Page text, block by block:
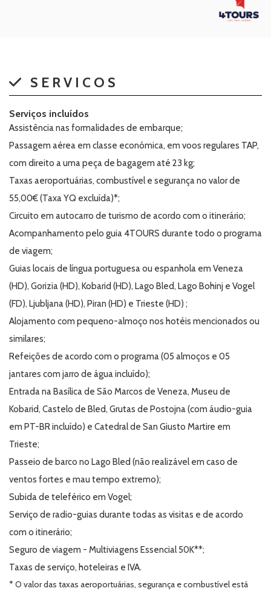
SERVICOS
Serviços incluídos
Assistência nas formalidades de embarque;
Passagem aérea em classe económica, em voos regulares TAP,
com direito a uma peça de bagagem até 23 kg;
Taxas aeroportuárias, combustível e segurança no valor de
55,00€ (Taxa YQ excluída)*;
Circuito em autocarro de turismo de acordo com o itinerário;
Acompanhamento pelo guia 4TOURS durante todo o programa
de viagem;
Guias locais de língua portuguesa ou espanhola em Veneza
(HD), Gorizia (HD), Kobarid (HD), Lago Bled, Lago Bohinj e Vogel
(FD), Ljubljana (HD), Piran (HD) e Trieste (HD) ;
Alojamento com pequeno-almoço nos hotéis mencionados ou
similares;
Refeições de acordo com o programa (05 almoços e 05
jantares com jarro de água incluído);
Entrada na Basílica de São Marcos de Veneza, Museu de
Kobarid, Castelo de Bled, Grutas de Postojna (com áudio-guia
em PT-BR incluído) e Catedral de San Giusto Martire em
Trieste;
Passeio de barco no Lago Bled (não realizável em caso de
ventos fortes e mau tempo extremo);
Subida de teleférico em Vogel;
Serviço de radio-guias durante todas as visitas e de acordo
com o itinerário;
Seguro de viagem - Multiviagens Essencial 50K**;
Taxas de serviço, hoteleiras e IVA.
* O valor das taxas aeroportuárias, segurança e combustível está